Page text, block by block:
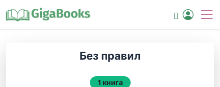
Без правил
1 книга